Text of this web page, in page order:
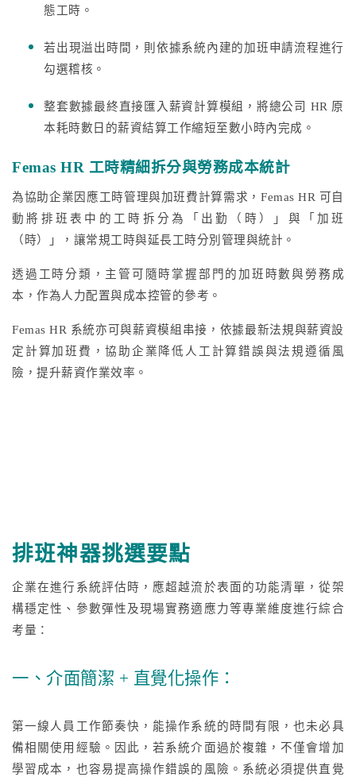
態工時。
若出現溢出時間，則依據系統內建的加班申請流程進行
勾選稽核。
整套數據最終直接匯入薪資計算模組，將總公司 HR 原
本耗時數日的薪資結算工作縮短至數小時內完成。
Femas HR 工時精細拆分與勞務成本統計
為協助企業因應工時管理與加班費計算需求，Femas HR 可自
動將排班表中的工時拆分為「出勤（時）」與「加班
（時）」，讓常規工時與延長工時分別管理與統計。
透過工時分類，主管可隨時掌握部門的加班時數與勞務成
本，作為人力配置與成本控管的參考。
Femas HR 系統亦可與薪資模組串接，依據最新法規與薪資設
定計算加班費，協助企業降低人工計算錯誤與法規遵循風
險，提升薪資作業效率。
排班神器挑選要點
企業在進行系統評估時，應超越流於表面的功能清單，從架
構穩定性、參數彈性及現場實務適應力等專業維度進行綜合
考量：
一、介面簡潔 + 直覺化操作：
第一線人員工作節奏快，能操作系統的時間有限，也未必具
備相關使用經驗。因此，若系統介面過於複雜，不僅會增加
學習成本，也容易提高操作錯誤的風險。系統必須提供直覺